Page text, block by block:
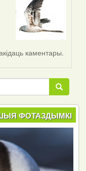
каментары.
Пошук
Пошук
ФОТАЗДЫМКІ